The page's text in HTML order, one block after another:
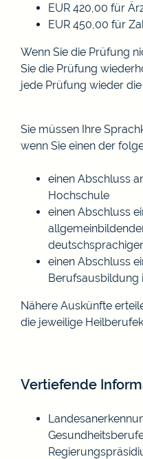
EUR 420,00 für
EUR 450,00 für
Wenn Sie die Prüfung
Sie die Prüfung
jede Prüfung wieder
Sie müssen Ihre
wenn Sie einen der
einen Abschluss
Hochschule
einen Abschluss
einen Abschluss
Berufsausbildung
Nähere Auskünfte
die jeweilige
Vertiefende